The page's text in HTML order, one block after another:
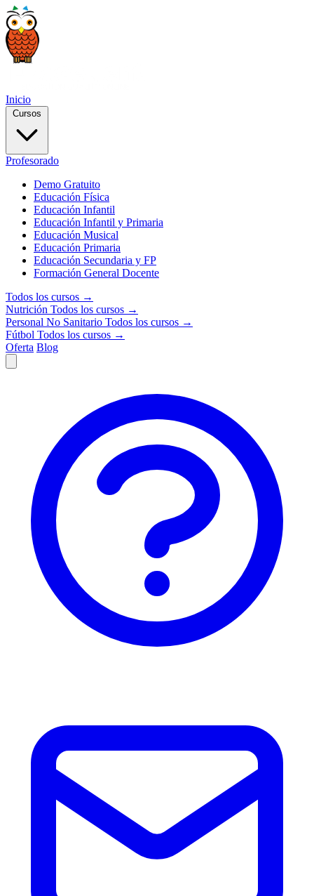
Inicio
Cursos
Profesorado
Demo Gratuito
Educación Física
Educación Infantil
Educación Infantil y Primaria
Educación Musical
Educación Primaria
Educación Secundaria y FP
Formación General Docente
Todos los cursos →
Nutrición Todos los cursos →
Personal No Sanitario Todos los cursos →
Fútbol Todos los cursos →
Oferta Blog